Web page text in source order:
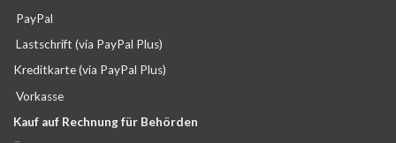
PayPal
Lastschrift (via PayPal Plus)
Kreditkarte (via PayPal Plus)
Vorkasse
Kauf auf Rechnung für Behörden